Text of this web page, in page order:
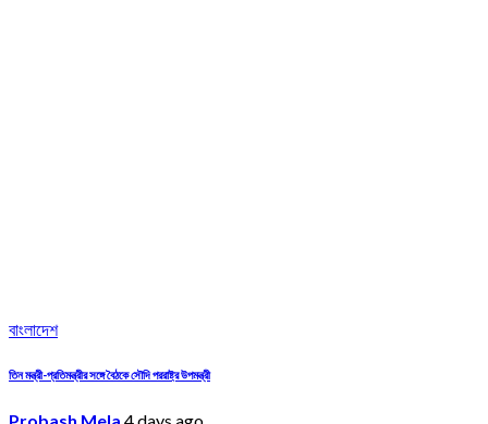
বাংলাদেশ
তিন মন্ত্রী-প্রতিমন্ত্রীর সঙ্গে বৈঠকে সৌদি পররাষ্ট্র উপমন্ত্রী
Probash Mela 4 days ago